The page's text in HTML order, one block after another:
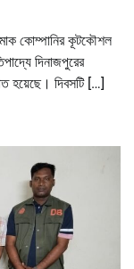
কোম্পানির কূটকৌশল
দিনাজপুরের
হয়েছে। দিবসটি […]